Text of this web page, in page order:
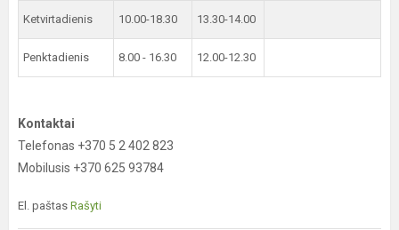
Ketvirtadienis 10.00-18.30 13.30-14.00
Penktadienis 8.00 - 16.30 12.00-12.30
Kontaktai
Telefonas +370 5 2 402 823
Mobilusis +370 625 93784
El. paštas Rašyti